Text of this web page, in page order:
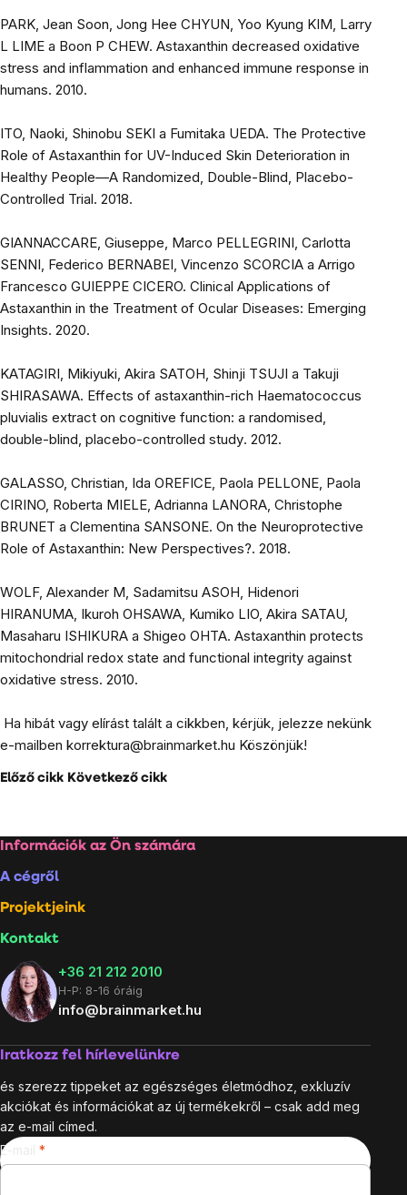
PARK, Jean Soon, Jong Hee CHYUN, Yoo Kyung KIM, Larry
L LIME a Boon P CHEW. Astaxanthin decreased oxidative
stress and inflammation and enhanced immune response in
humans. 2010.
ITO, Naoki, Shinobu SEKI a Fumitaka UEDA. The Protective
Role of Astaxanthin for UV-Induced Skin Deterioration in
Healthy People—A Randomized, Double-Blind, Placebo-
Controlled Trial. 2018.
GIANNACCARE, Giuseppe, Marco PELLEGRINI, Carlotta
SENNI, Federico BERNABEI, Vincenzo SCORCIA a Arrigo
Francesco GUIEPPE CICERO. Clinical Applications of
Astaxanthin in the Treatment of Ocular Diseases: Emerging
Insights. 2020.
KATAGIRI, Mikiyuki, Akira SATOH, Shinji TSUJI a Takuji
SHIRASAWA. Effects of astaxanthin-rich Haematococcus
pluvialis extract on cognitive function: a randomised,
double-blind, placebo-controlled study. 2012.
GALASSO, Christian, Ida OREFICE, Paola PELLONE, Paola
CIRINO, Roberta MIELE, Adrianna LANORA, Christophe
BRUNET a Clementina SANSONE. On the Neuroprotective
Role of Astaxanthin: New Perspectives?. 2018.
WOLF, Alexander M, Sadamitsu ASOH, Hidenori
HIRANUMA, Ikuroh OHSAWA, Kumiko LIO, Akira SATAU,
Masaharu ISHIKURA a Shigeo OHTA. Astaxanthin protects
mitochondrial redox state and functional integrity against
oxidative stress. 2010.
Ha hibát vagy elírást talált a cikkben, kérjük, jelezze nekünk
e-mailben korrektura@brainmarket.hu Köszönjük!
Előző cikk Következő cikk
Lábléc
Információk az Ön számára
A cégről
Projektjeink
Kontakt
+36 21 212 2010
H-P: 8-16 óráig
info@brainmarket.hu
Iratkozz fel hírlevelünkre
és szerezz tippeket az egészséges életmódhoz, exkluzív
akciókat és információkat az új termékekről – csak add meg
az e-mail címed.
E-mail